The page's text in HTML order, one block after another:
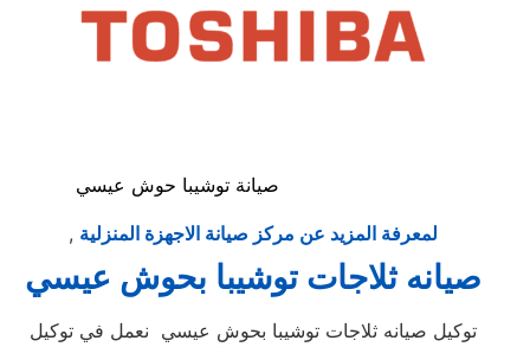
صيانة توشيبا حوش عيسي
, لمعرفة المزيد عن مركز صيانة الاجهزة المنزلية
صيانه ثلاجات توشيبا بحوش عيسي
توكيل صيانه ثلاجات توشيبا بحوش عيسي نعمل في توكيل